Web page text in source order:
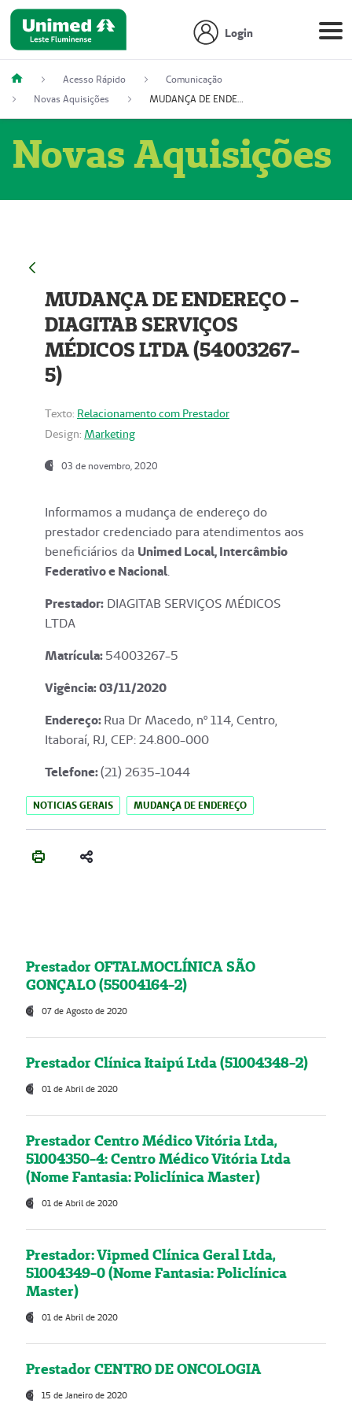
Login
Acesso Rápido
Comunicação
Novas Aquisições
MUDANÇA DE ENDEREÇO - DIAGITAB SERVIÇOS MÉDICOS LTDA (54003267-5)
Novas Aquisições
MUDANÇA DE ENDEREÇO -
DIAGITAB SERVIÇOS
MÉDICOS LTDA (54003267-
5)
Texto: Relacionamento com Prestador
Design: Marketing
03 de novembro, 2020
Informamos a mudança de endereço do
prestador credenciado para atendimentos aos
beneficiários da Unimed Local, Intercâmbio
Federativo e Nacional.
Prestador: DIAGITAB SERVIÇOS MÉDICOS
LTDA
Matrícula:54003267-5
Vigência: 03/11/2020
Endereço:Rua Dr Macedo, nº 114, Centro,
Itaboraí, RJ, CEP: 24.800-000
Telefone:(21) 2635-1044
NOTICIAS GERAIS MUDANÇA DE ENDEREÇO
Prestador OFTALMOCLÍNICA SÃO
GONÇALO (55004164-2)
07 de Agosto de 2020
Prestador Clínica Itaipú Ltda (51004348-2)
01 de Abril de 2020
Prestador Centro Médico Vitória Ltda,
51004350-4: Centro Médico Vitória Ltda
(Nome Fantasia: Policlínica Master)
01 de Abril de 2020
Prestador: Vipmed Clínica Geral Ltda,
51004349-0 (Nome Fantasia: Policlínica
Master)
01 de Abril de 2020
Prestador CENTRO DE ONCOLOGIA
15 de Janeiro de 2020